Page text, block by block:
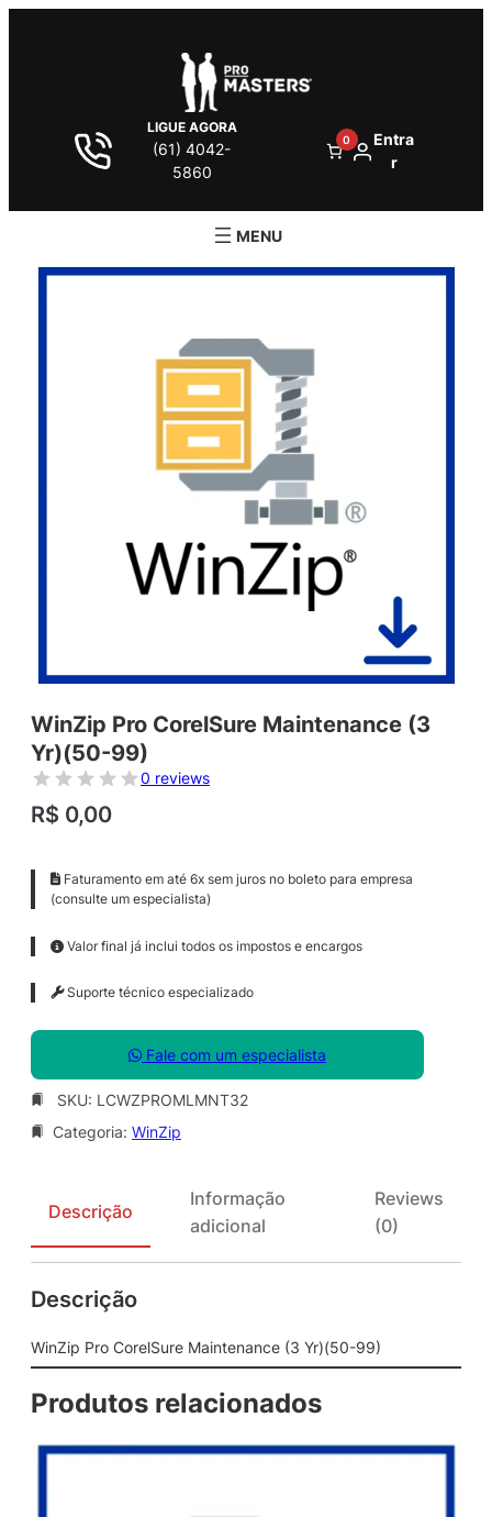
LIGUE AGORA
(61) 4042-
5860
0
Entra
r
WinZip Pro CorelSure Maintenance (3
Yr)(50-99)
0 reviews
R$ 0,00
Faturamento em até 6x sem juros no boleto para empresa
(consulte um especialista)
Valor final já inclui todos os impostos e encargos
Suporte técnico especializado
Fale com um especialista
SKU: LCWZPROMLMNT32
Categoria: WinZip
Descrição
Informação
adicional
Reviews
(0)
Descrição
WinZip Pro CorelSure Maintenance (3 Yr)(50-99)
Produtos relacionados